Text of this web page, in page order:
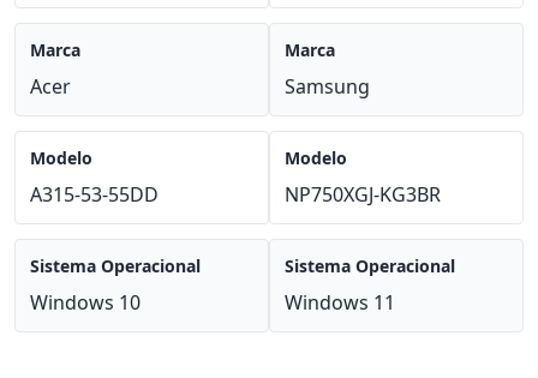
Marca
Acer
Modelo
A315-53-55DD
Sistema Operacional
Windows 10
Marca
Samsung
Modelo
NP750XGJ-KG3BR
Sistema Operacional
Windows 11